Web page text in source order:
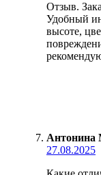
Отзыв.
Удобный
высоте,
Антонина
27.08.2025